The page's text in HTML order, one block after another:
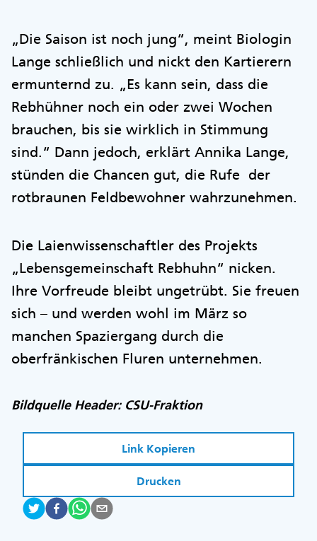
„Die Saison ist noch jung“, meint Biologin
Lange schließlich und nickt den Kartierern
ermunternd zu. „Es kann sein, dass die
Rebhühner noch ein oder zwei Wochen
brauchen, bis sie wirklich in Stimmung
sind.“ Dann jedoch, erklärt Annika Lange,
stünden die Chancen gut, die Rufe der
rotbraunen Feldbewohner wahrzunehmen.
Die Laienwissenschaftler des Projekts
„Lebensgemeinschaft Rebhuhn“ nicken.
Ihre Vorfreude bleibt ungetrübt. Sie freuen
sich – und werden wohl im März so
manchen Spaziergang durch die
oberfränkischen Fluren unternehmen.
Bildquelle Header: CSU-Fraktion
Link Kopieren
Drucken